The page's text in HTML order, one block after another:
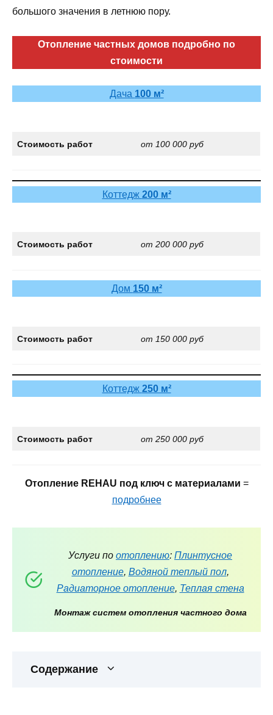
большого значения в летнюю пору.
Отопление частных домов подробно по
стоимости
Дача 100 м²
Стоимость работ от 100 000 руб
Коттедж 200 м²
Стоимость работ от 200 000 руб
Дом 150 м²
Стоимость работ от 150 000 руб
Коттедж 250 м²
Стоимость работ от 250 000 руб
Отопление REHAU под ключ с материалами =
подробнее
Услуги по отоплению: Плинтусное
отопление, Водяной теплый пол,
Радиаторное отопление, Теплая стена
Монтаж систем отопления частного дома
Содержание